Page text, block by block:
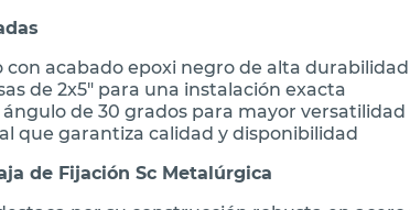
con acabado epoxi negro de alta durabilidad
de 2x5" para una instalación exacta
de 30 grados para mayor versatilidad
que garantiza calidad y disponibilidad
de Fijación Sc Metalúrgica